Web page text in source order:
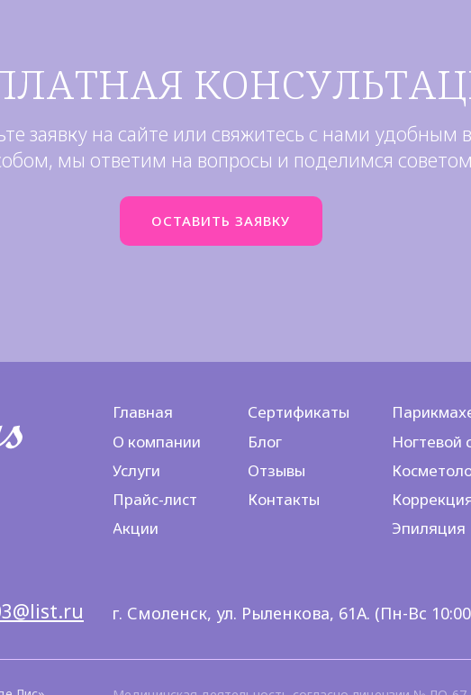
г. Смоленск, ул. Рыленкова, 61А. (Пн-Вс
Акции
Прайс-лист
Услуги
О компании
Контакты
Отзывы
Блог
Сертификаты
Главная
Ногтевой
Эпиляция
ОСТАВИТЬ ЗАЯВКУ
заявку на сайте или свяжитесь с нами удобным
мы ответим на вопросы и поделимся